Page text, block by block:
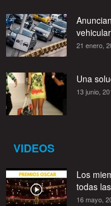
21 enero,
Una
13 junio,
VIDEOS
Los
todas
16 mayo,